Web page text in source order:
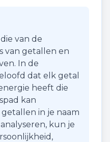
van de
van getallen en
In de
dat elk getal
heeft die
kan
in je naam
kun je